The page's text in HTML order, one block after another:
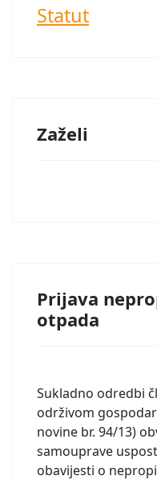
Statut
Zaželi
Prijava
otpada
Sukladno odredbi
održivom
novine br. 94/13)
samouprave
obavijesti o